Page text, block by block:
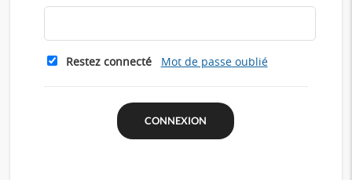
Restez connecté Mot de passe oublié